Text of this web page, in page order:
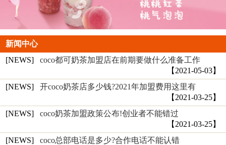
新闻中心
[NEWS]coco都可奶茶加盟店在前期要做什么准备工作
【2021-05-03】
[NEWS]开coco奶茶店多少钱?2021年加盟费用这里有
【2021-03-25】
[NEWS]coco奶茶加盟政策公布!创业者不能错过
【2021-03-25】
[NEWS]coco总部电话是多少?合作电话不能认错